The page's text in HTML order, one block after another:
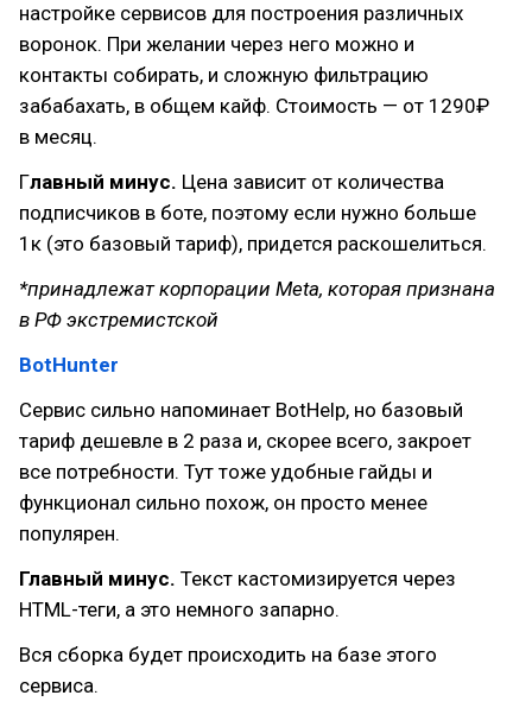
настройке сервисов для построения различных
воронок. При желании через него можно и
контакты собирать, и сложную фильтрацию
забабахать, в общем кайф. Стоимость — от 1290₽
в месяц.
Главный минус. Цена зависит от количества
подписчиков в боте, поэтому если нужно больше
1к (это базовый тариф), придется раскошелиться.
*принадлежат корпорации Meta, которая признана
в РФ экстремистской
BotHunter
Сервис сильно напоминает BotHelp, но базовый
тариф дешевле в 2 раза и, скорее всего, закроет
все потребности. Тут тоже удобные гайды и
функционал сильно похож, он просто менее
популярен.
Главный минус. Текст кастомизируется через
HTML-теги, а это немного запарно.
Вся сборка будет происходить на базе этого
сервиса.